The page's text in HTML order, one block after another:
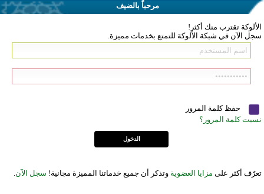
مرحباً بالضيف
الألوكة تقترب منك أكثر!
سجل الآن في شبكة الألوكة للتمتع بخدمات مميزة.
حفظ كلمة المرور
نسيت كلمة المرور؟
تعرّف أكثر على مزايا العضوية وتذكر أن جميع خدماتنا المميزة مجانية! سجل الآن